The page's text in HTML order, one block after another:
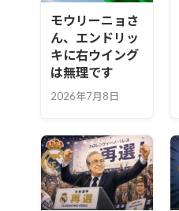
モウリーニョさ
ん、エンドリッ
キに右ウイング
は無理です
2026年7月8日